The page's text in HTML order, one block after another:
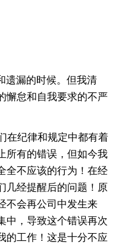
遗漏的时候。但我清
懈怠和自我要求的不严
在纪律和规定中都有着
所有的错误，但如今我
全不应该的行为！在经
几经提醒后的问题！原
不会再公司中发生来
中，导致这个错误再次
的工作！这是十分不应